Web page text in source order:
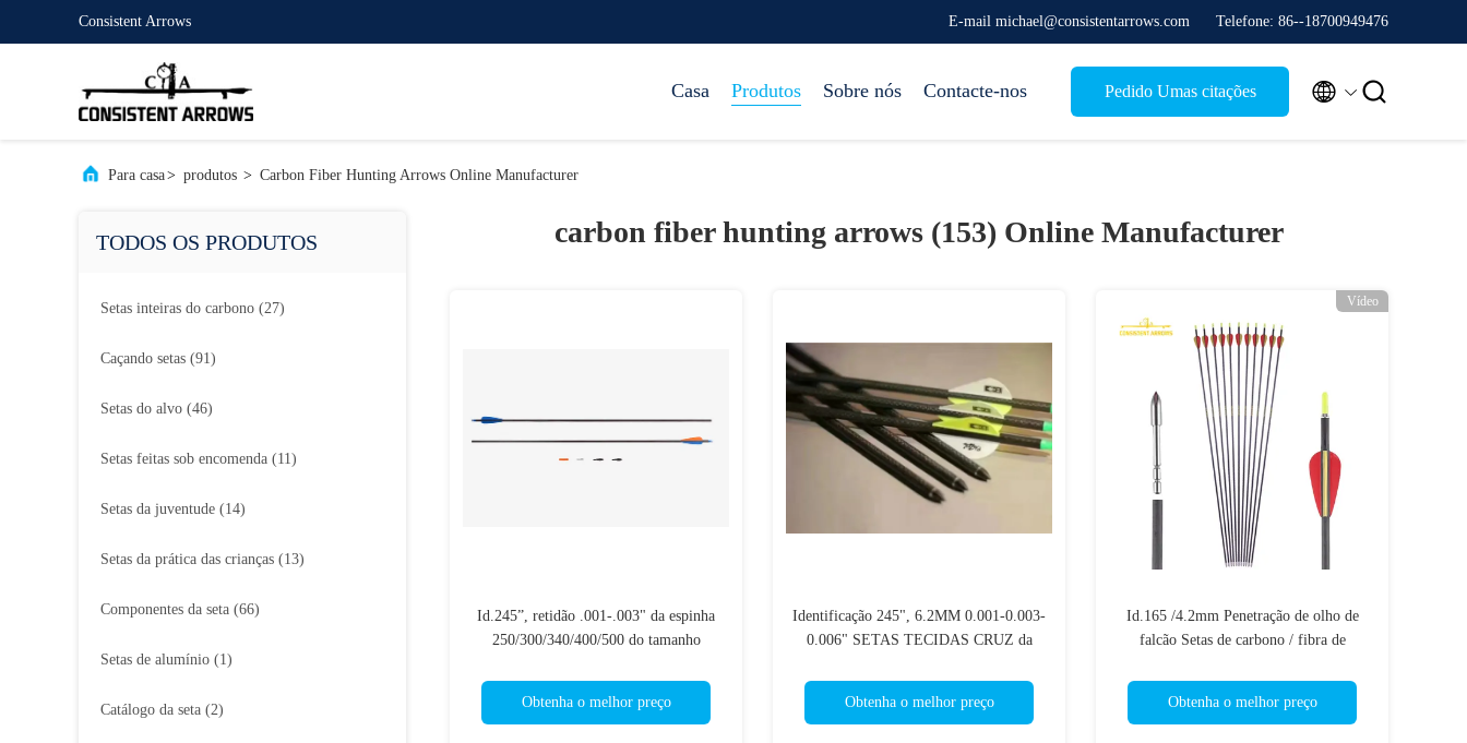
Consistent Arrows E-mail michael@consistentarrows.com Telefone: 86--18700949476
Casa Produtos Sobre nós Contacte-nos Pedido Umas citações  
Para casa> produtos > Carbon Fiber Hunting Arrows Online Manufacturer
TODOS OS PRODUTOS
Setas inteiras do carbono (27)
Caçando setas (91)
Setas do alvo (46)
Setas feitas sob encomenda (11)
Setas da juventude (14)
Setas da prática das crianças (13)
Componentes da seta (66)
Setas de alumínio (1)
Catálogo da seta (2)
carbon fiber hunting arrows (153) Online Manufacturer
Id.245”, retidão .001-.003" da espinha
250/300/340/400/500 do tamanho
Obtenha o melhor preço
Identificação 245", 6.2MM 0.001-0.003-
0.006" SETAS TECIDAS CRUZ da
ESPINHA 200/250/300/340/400/500 da
RETIDÃO 3K
Obtenha o melhor preço
Vídeo
Id.165 /4.2mm Penetração de olho de
falcão Setas de carbono / fibra de
Obtenha o melhor preço